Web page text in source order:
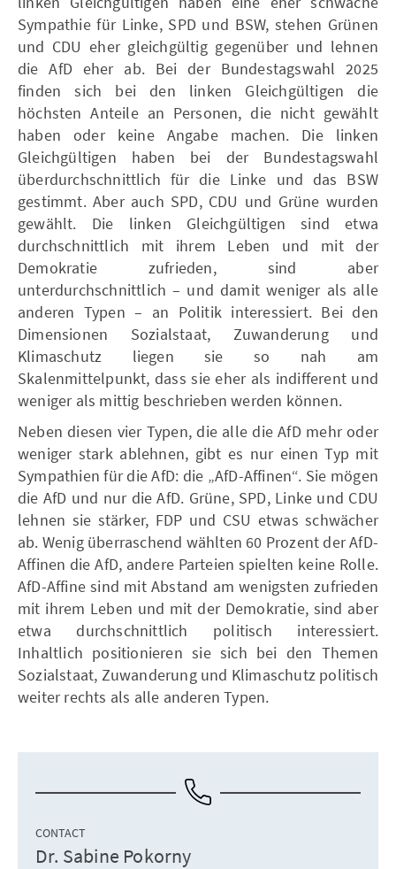
Sympathie für Linke, SPD und BSW, stehen Grünen
und CDU eher gleichgültig gegenüber und lehnen
die AfD eher ab. Bei der Bundestagswahl 2025
finden sich bei den linken Gleichgültigen die
höchsten Anteile an Personen, die nicht gewählt
haben oder keine Angabe machen. Die linken
Gleichgültigen haben bei der Bundestagswahl
überdurchschnittlich für die Linke und das BSW
gestimmt. Aber auch SPD, CDU und Grüne wurden
gewählt. Die linken Gleichgültigen sind etwa
durchschnittlich mit ihrem Leben und mit der
Demokratie zufrieden, sind aber
unterdurchschnittlich – und damit weniger als alle
anderen Typen – an Politik interessiert. Bei den
Dimensionen Sozialstaat, Zuwanderung und
Klimaschutz liegen sie so nah am
Skalenmittelpunkt, dass sie eher als indifferent und
weniger als mittig beschrieben werden können.
Neben diesen vier Typen, die alle die AfD mehr oder
weniger stark ablehnen, gibt es nur einen Typ mit
Sympathien für die AfD: die „AfD-Affinen“. Sie mögen
die AfD und nur die AfD. Grüne, SPD, Linke und CDU
lehnen sie stärker, FDP und CSU etwas schwächer
ab. Wenig überraschend wählten 60 Prozent der AfD-
Affinen die AfD, andere Parteien spielten keine Rolle.
AfD-Affine sind mit Abstand am wenigsten zufrieden
mit ihrem Leben und mit der Demokratie, sind aber
etwa durchschnittlich politisch interessiert.
Inhaltlich positionieren sie sich bei den Themen
Sozialstaat, Zuwanderung und Klimaschutz politisch
weiter rechts als alle anderen Typen.
CONTACT
Dr. Sabine Pokorny